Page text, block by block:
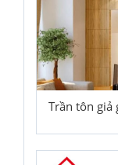
Trần tôn giả